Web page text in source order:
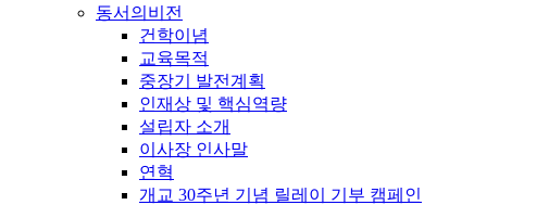
동서의비전
건학이념
교육목적
중장기 발전계획
인재상 및 핵심역량
설립자 소개
이사장 인사말
연혁
개교 30주년 기념 릴레이 기부 캠페인